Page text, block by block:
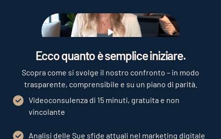
Play
Ecco quanto è semplice iniziare.
Scopra come si svolge il nostro confronto – in modo
trasparente, comprensibile e su un piano di parità.
Videoconsulenza di 15 minuti, gratuita e non
vincolante
Analisi delle Sue sfide attuali nel marketing digitale